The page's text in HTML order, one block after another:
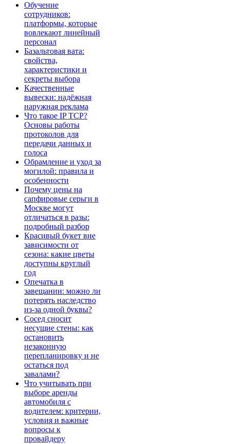
Обучение
сотрудников:
платформы, которые
вовлекают линейный
персонал
Базальтовая вата:
свойства,
характеристики и
секреты выбора
Качественные
вывески: надёжная
наружная реклама
Что такое IP TCP?
Основы работы
протоколов для
передачи данных и
голоса
Обрамление и уход за
могилой: правила и
особенности
Почему цены на
сапфировые серьги в
Москве могут
отличаться в разы:
подробный разбор
Красивый букет вне
зависимости от
сезона: какие цветы
доступны круглый
год
Опечатка в
завещании: можно ли
потерять наследство
из-за одной буквы?
Сосед сносит
несущие стены: как
остановить
незаконную
перепланировку и не
остаться под
завалами?
Что учитывать при
выборе аренды
автомобиля с
водителем: критерии,
условия и важные
вопросы к
провайдеру